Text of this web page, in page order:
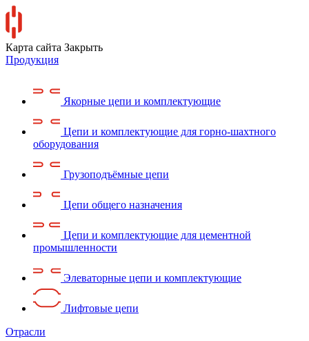
Карта сайта Закрыть
Продукция
Якорные цепи и комплектующие
Цепи и комплектующие для горно-шахтного
оборудования
Грузоподъёмные цепи
Цепи общего назначения
Цепи и комплектующие для цементной
промышленности
Элеваторные цепи и комплектующие
Лифтовые цепи
Отрасли